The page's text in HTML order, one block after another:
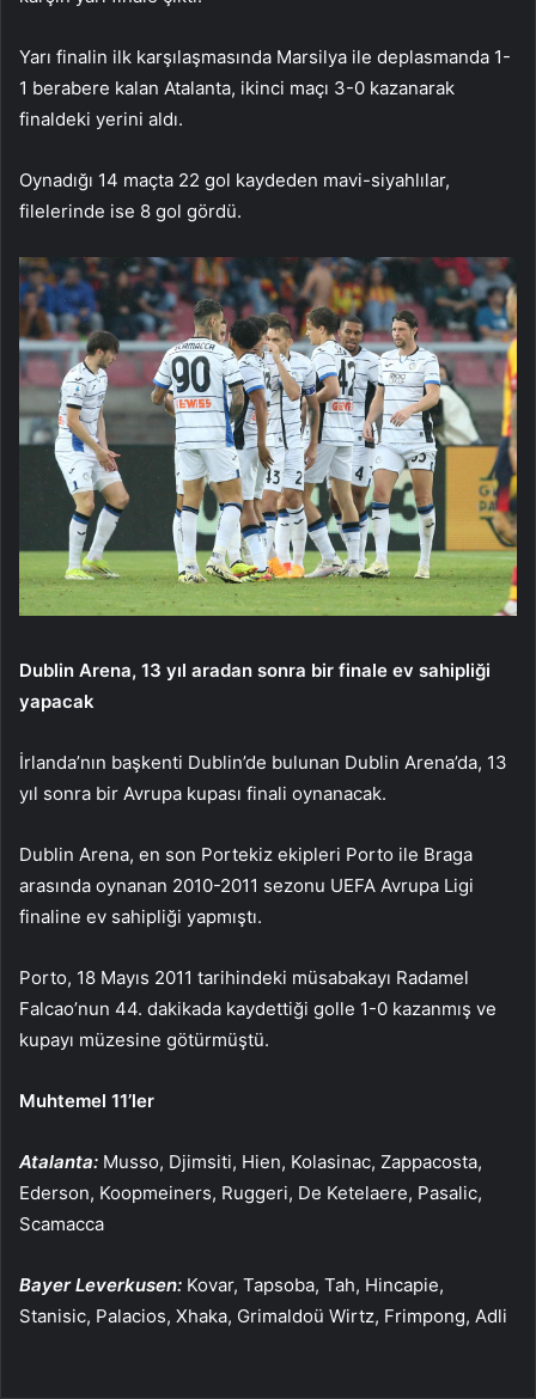
Yarı finalin ilk karşılaşmasında Marsilya ile deplasmanda 1-
1 berabere kalan Atalanta, ikinci maçı 3-0 kazanarak
finaldeki yerini aldı.
Oynadığı 14 maçta 22 gol kaydeden mavi-siyahlılar,
filelerinde ise 8 gol gördü.
Dublin Arena, 13 yıl aradan sonra bir finale ev sahipliği
yapacak
İrlanda’nın başkenti Dublin’de bulunan Dublin Arena’da, 13
yıl sonra bir Avrupa kupası finali oynanacak.
Dublin Arena, en son Portekiz ekipleri Porto ile Braga
arasında oynanan 2010-2011 sezonu UEFA Avrupa Ligi
finaline ev sahipliği yapmıştı.
Porto, 18 Mayıs 2011 tarihindeki müsabakayı Radamel
Falcao’nun 44. dakikada kaydettiği golle 1-0 kazanmış ve
kupayı müzesine götürmüştü.
Muhtemel 11’ler
Atalanta: Musso, Djimsiti, Hien, Kolasinac, Zappacosta,
Ederson, Koopmeiners, Ruggeri, De Ketelaere, Pasalic,
Scamacca
Bayer Leverkusen: Kovar, Tapsoba, Tah, Hincapie,
Stanisic, Palacios, Xhaka, Grimaldoü Wirtz, Frimpong, Adli